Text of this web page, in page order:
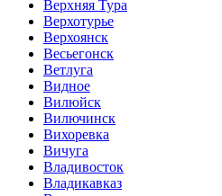
Верхняя Тура
Верхотурье
Верхоянск
Весьегонск
Ветлуга
Видное
Вилюйск
Вилючинск
Вихоревка
Вичуга
Владивосток
Владикавказ